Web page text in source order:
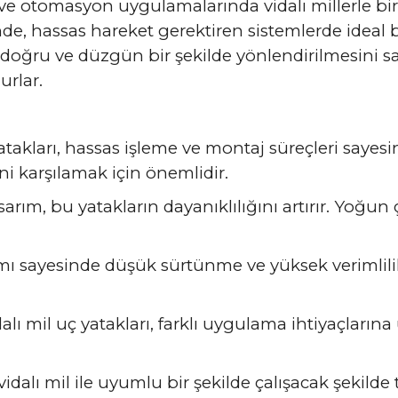
otomasyon uygulamalarında vidalı millerle
hassas hareket gerektiren sistemlerde
ve düzgün bir şekilde yönlendirilmesini
hassas işleme ve montaj süreçleri
karşılamak için önemlidir.
bu yatakların dayanıklılığını artırır.
sayesinde düşük sürtünme ve yüksek
mil uç yatakları, farklı uygulama
mil ile uyumlu bir şekilde çalışacak şekilde